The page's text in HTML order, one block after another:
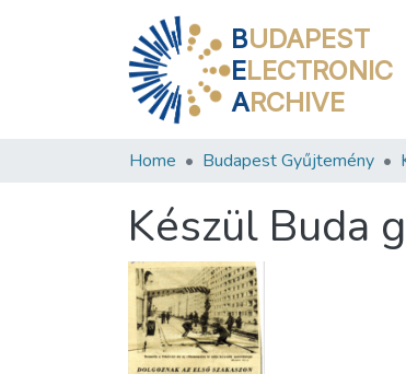
BUDAPEST
ELECTRONIC
ARCHIVE
Home Budapest Gyűjtemény
Készül Buda